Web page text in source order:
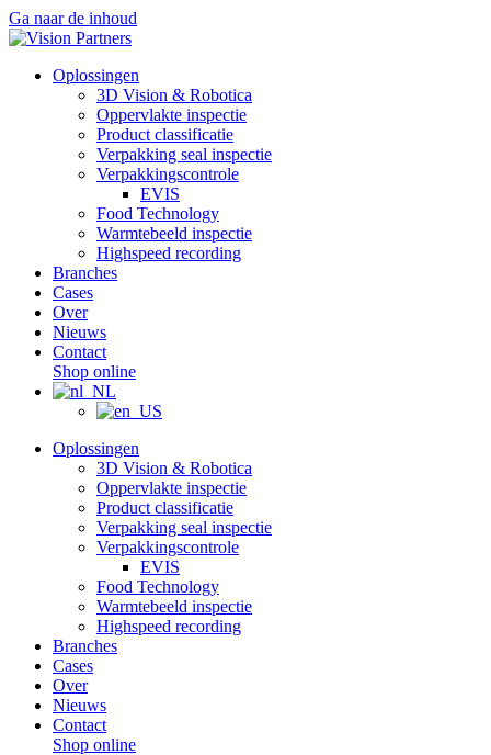
Ga naar de inhoud
Oplossingen
3D Vision & Robotica
Oppervlakte inspectie
Product classificatie
Verpakking seal inspectie
Verpakkingscontrole
EVIS
Food Technology
Warmtebeeld inspectie
Highspeed recording
Branches
Cases
Over
Nieuws
Contact
Shop online
Oplossingen
3D Vision & Robotica
Oppervlakte inspectie
Product classificatie
Verpakking seal inspectie
Verpakkingscontrole
EVIS
Food Technology
Warmtebeeld inspectie
Highspeed recording
Branches
Cases
Over
Nieuws
Contact
Shop online